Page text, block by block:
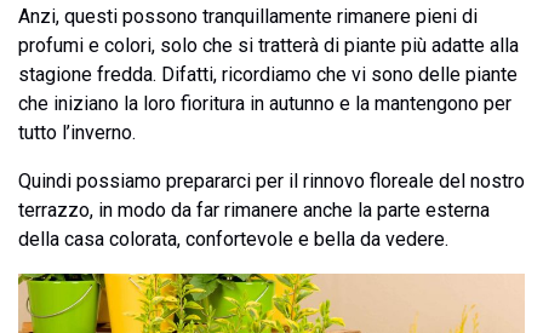
Anzi, questi possono tranquillamente rimanere pieni di
profumi e colori, solo che si tratterà di piante più adatte alla
stagione fredda. Difatti, ricordiamo che vi sono delle piante
che iniziano la loro fioritura in autunno e la mantengono per
tutto l’inverno.
Quindi possiamo prepararci per il rinnovo floreale del nostro
terrazzo, in modo da far rimanere anche la parte esterna
della casa colorata, confortevole e bella da vedere.